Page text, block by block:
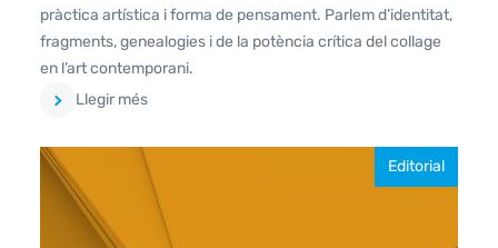
pràctica artística i forma de pensament. Parlem d’identitat,
fragments, genealogies i de la potència crítica del collage
en l’art contemporani.
Llegir més
Editorial